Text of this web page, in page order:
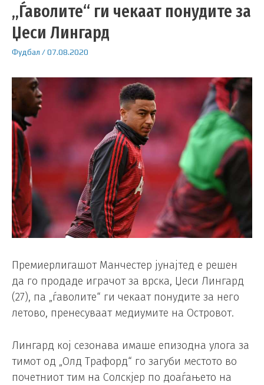
„Ѓаволите“ ги чекаат понудите за
Џеси Лингард
Фудбал /07.08.2020
Премиерлигашот Манчестер јунајтед е решен
да го продаде играчот за врска, Џеси Лингард
(27), па „ѓаволите“ ги чекаат понудите за него
летово, пренесуваат медиумите на Островот.
Лингард кој сезонава имаше епизодна улога за
тимот од „Олд Трафорд“ го загуби местото во
почетниот тим на Солскјер по доаѓањето на